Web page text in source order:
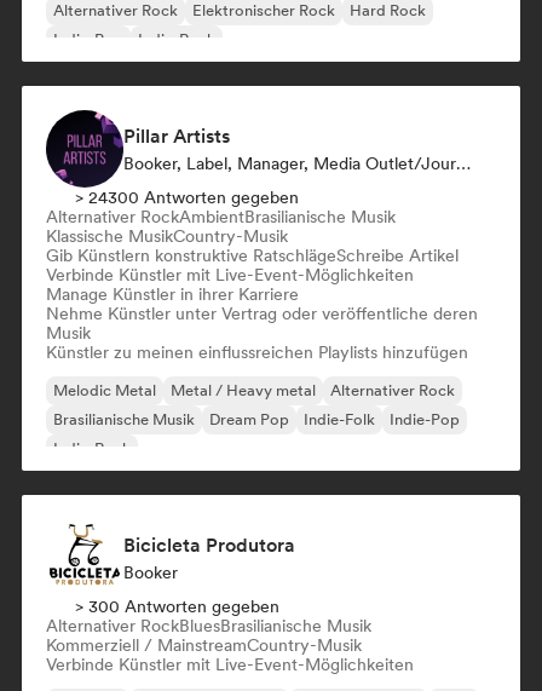
Alternativer Rock
Elektronischer Rock
Hard Rock
Indie-Pop
Indie-Rock
Pillar Artists
Booker, Label, Manager, Media Outlet/Journalist, Mentorin, Playlist-Kurator
> 24300 Antworten gegeben
Alternativer RockAmbientBrasilianische Musik
Klassische MusikCountry-Musik
Gib Künstlern konstruktive RatschlägeSchreibe Artikel
Verbinde Künstler mit Live-Event-Möglichkeiten
Manage Künstler in ihrer Karriere
Nehme Künstler unter Vertrag oder veröffentliche deren
Musik
Künstler zu meinen einflussreichen Playlists hinzufügen
Melodic Metal Metal / Heavy metal
Alternativer Rock
Brasilianische Musik
Dream Pop Indie-Folk
Indie-Pop
Indie-Rock
Bicicleta Produtora
Booker
> 300 Antworten gegeben
Alternativer RockBluesBrasilianische Musik
Kommerziell / MainstreamCountry-Musik
Verbinde Künstler mit Live-Event-Möglichkeiten